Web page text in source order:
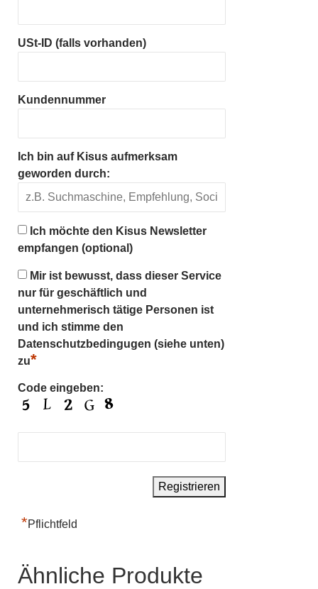
USt-ID (falls vorhanden)
Kundennummer
Ich bin auf Kisus aufmerksam
geworden durch:
Ich möchte den Kisus Newsletter
empfangen (optional)
Mir ist bewusst, dass dieser Service
nur für geschäftlich und
unternehmerisch tätige Personen ist
und ich stimme den
Datenschutzbedingugen (siehe unten)
zu*
Code eingeben:
*Pflichtfeld
Ähnliche Produkte